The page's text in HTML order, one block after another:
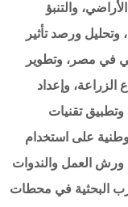
والتنبؤ
ورصد تأثير
في مصر، وتطوير
الزراعة، وإعداد
تقنيات
على استخدام
ورش العمل والندوات
البحثية في محطات